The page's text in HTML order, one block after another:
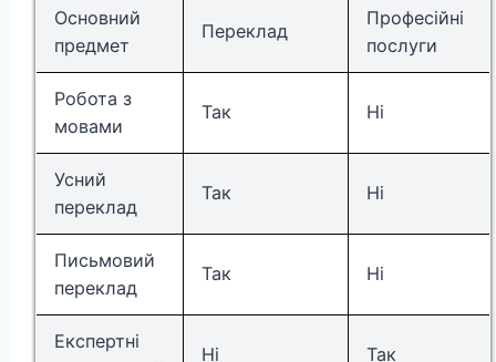
Основний
предмет
Переклад
Професійні
послуги
Робота з
мовами
Так Ні
Усний
переклад
Так Ні
Письмовий
переклад
Так Ні
Експертні
Ні Так